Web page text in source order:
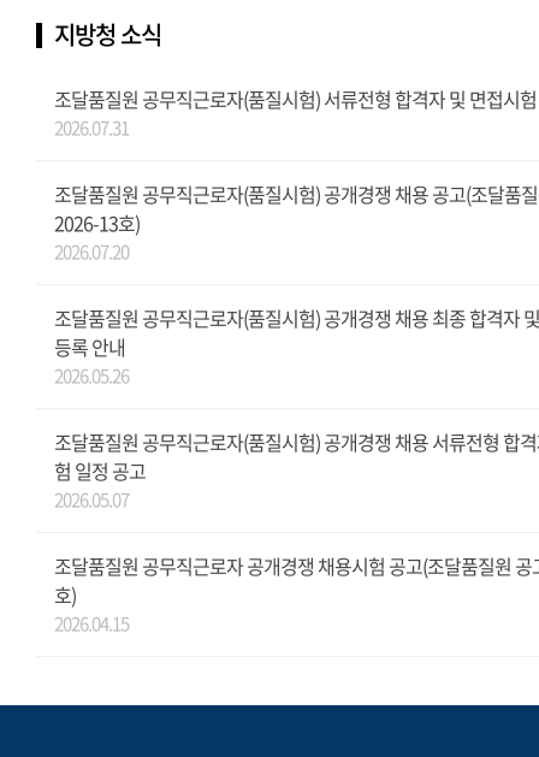
지방청 소식
조달품질원 공무직근로자(품질시험) 서류전형 합격자 및 면접시
2026.07.31
조달품질원 공무직근로자(품질시험) 공개경쟁 채용 공고(조달품
2026-13호)
2026.07.20
조달품질원 공무직근로자(품질시험) 공개경쟁 채용 최종 합격자
등록 안내
2026.05.26
조달품질원 공무직근로자(품질시험) 공개경쟁 채용 서류전형 합
험 일정 공고
2026.05.07
조달품질원 공무직근로자 공개경쟁 채용시험 공고(조달품질원
호)
2026.04.15